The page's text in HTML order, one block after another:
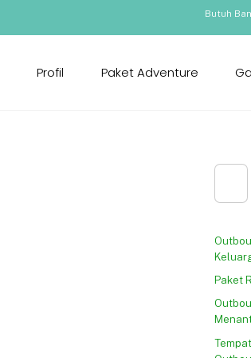
Butuh
Profil Paket Adventure
Cari
Paket